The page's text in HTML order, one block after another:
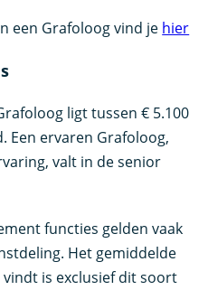
een Grafoloog vind je hier
ligt tussen € 5.100
Een ervaren Grafoloog,
valt in de senior
functies gelden vaak
Het gemiddelde
is exclusief dit soort